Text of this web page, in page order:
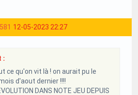
12-05-2023 22:27
:
ce qu'on vit là ! on aurait pu le
d'aout dernier !!!!
DANS NOTE JEU DEPUIS